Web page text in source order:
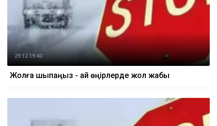
29.12 19:40
Жолға шықпаңыз - қай өңірлерде жол жабық